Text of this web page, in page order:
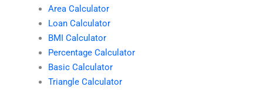
Area Calculator
Loan Calculator
BMI Calculator
Percentage Calculator
Basic Calculator
Triangle Calculator